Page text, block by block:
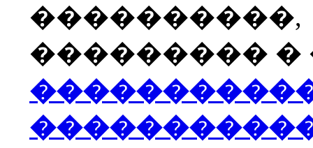
����������,
��������� �